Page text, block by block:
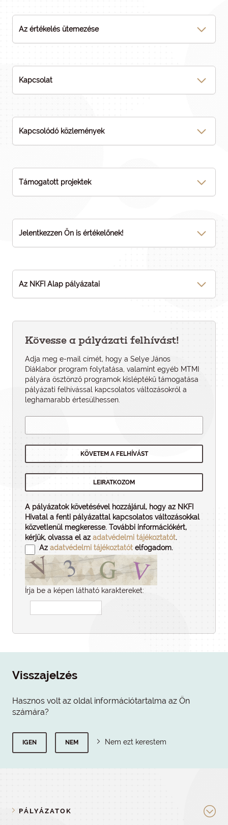
Az értékelés ütemezése
Kapcsolat
Kapcsolódó közlemények
Támogatott projektek
Jelentkezzen Ön is értékelőnek!
Az NKFI Alap pályázatai
Kövesse a pályázati felhívást!
Adja meg e-mail címét, hogy a Selye János
Diáklabor program folytatása, valamint egyéb MTMI
pályára ösztönző programok kisléptékű támogatása
pályázati felhí­vással kapcsolatos változásokról a
leghamarabb értesülhessen.
A pályázatok követésével hozzájárul, hogy az NKFI
Hivatal a fenti pályázattal kapcsolatos változásokkal
közvetlenül megkeresse. További információkért,
kérjük, olvassa el az adatvédelmi tájékoztatót.
Az adatvédelmi tájékoztatót elfogadom.
Írja be a képen látható karaktereket:
Visszajelzés
Hasznos volt az oldal információtartalma az Ön
számára?
IGEN NEM Nem ezt kerestem
PÁLYÁZATOK